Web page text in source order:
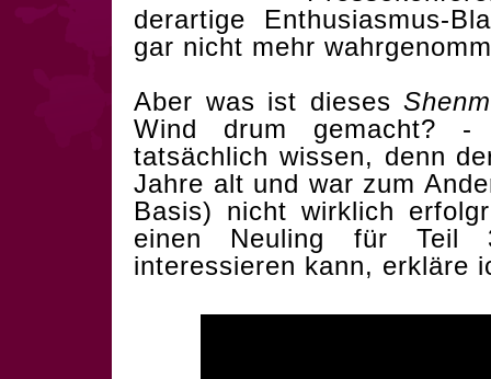
derartige Enthusiasmus-
gar nicht mehr
Aber was ist dieses
Wind drum gemacht? -
tatsächlich wissen, denn
Jahre alt und war zum
Basis) nicht wirklich
einen Neuling für
interessieren kann, erkläre